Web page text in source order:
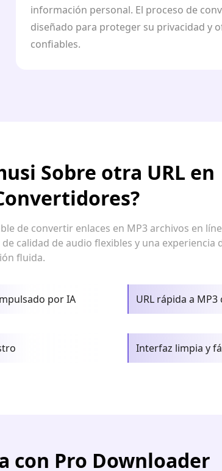
información personal. El proceso de
diseñado para proteger su privacidad y
confiables.
Sobre otra URL en
de convertir enlaces en MP3 archivos en
calidad de audio flexibles y una experiencia
fluida.
por IA URL rápida a
Interfaz limpia y
con Pro Downloader